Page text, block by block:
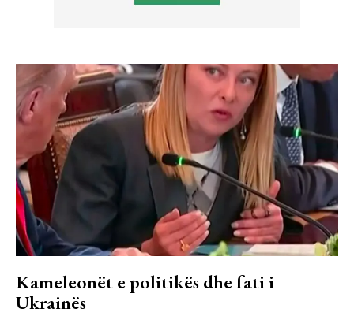
Kameleonët e politikës dhe fati i
Ukrainës